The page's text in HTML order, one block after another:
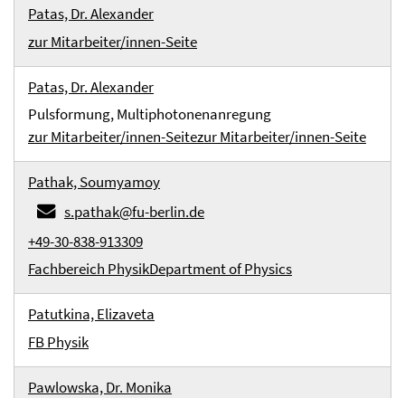
Patas, Dr. Alexander
zur Mitarbeiter/innen-Seite
Patas, Dr. Alexander
Pulsformung, Multiphotonenanregung
zur Mitarbeiter/innen-Seitezur Mitarbeiter/innen-Seite
Pathak, Soumyamoy
s.pathak@fu-berlin.de
+49-30-838-913309
Fachbereich PhysikDepartment of Physics
Patutkina, Elizaveta
FB Physik
Pawlowska, Dr. Monika